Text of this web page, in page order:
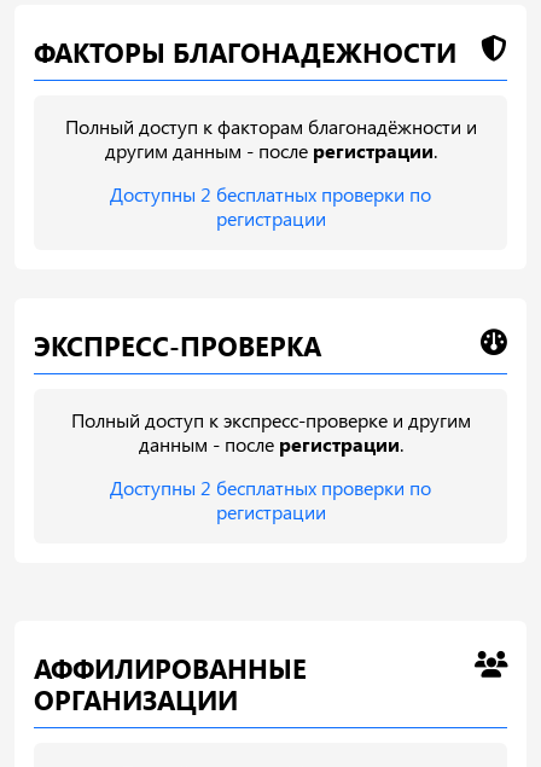
ФАКТОРЫ БЛАГОНАДЕЖНОСТИ
Полный доступ к факторам благонадёжности и
другим данным - после регистрации.
Доступны 2 бесплатных проверки по
регистрации
ЭКСПРЕСС-ПРОВЕРКА
Полный доступ к экспресс-проверке и другим
данным - после регистрации.
Доступны 2 бесплатных проверки по
регистрации
АФФИЛИРОВАННЫЕ
ОРГАНИЗАЦИИ